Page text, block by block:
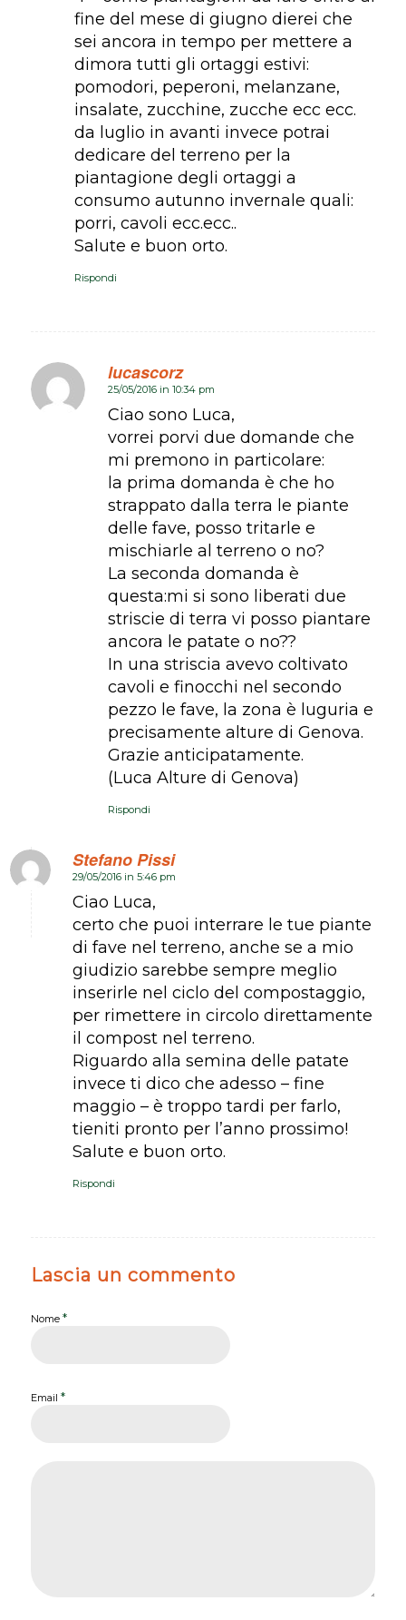
fine del mese di giugno dierei che
sei ancora in tempo per mettere a
dimora tutti gli ortaggi estivi:
pomodori, peperoni, melanzane,
insalate, zucchine, zucche ecc ecc.
da luglio in avanti invece potrai
dedicare del terreno per la
piantagione degli ortaggi a
consumo autunno invernale quali:
porri, cavoli ecc.ecc..
Salute e buon orto.
Rispondi
lucascorz
dice:
25/05/2016 in 10:34 pm
Ciao sono Luca,
vorrei porvi due domande che
mi premono in particolare:
la prima domanda è che ho
strappato dalla terra le piante
delle fave, posso tritarle e
mischiarle al terreno o no?
La seconda domanda è
questa:mi si sono liberati due
striscie di terra vi posso piantare
ancora le patate o no??
In una striscia avevo coltivato
cavoli e finocchi nel secondo
pezzo le fave, la zona è luguria e
precisamente alture di Genova.
Grazie anticipatamente.
(Luca Alture di Genova)
Rispondi
Stefano Pissi
dice:
29/05/2016 in 5:46 pm
Ciao Luca,
certo che puoi interrare le tue piante
di fave nel terreno, anche se a mio
giudizio sarebbe sempre meglio
inserirle nel ciclo del compostaggio,
per rimettere in circolo direttamente
il compost nel terreno.
Riguardo alla semina delle patate
invece ti dico che adesso – fine
maggio – è troppo tardi per farlo,
tieniti pronto per l’anno prossimo!
Salute e buon orto.
Rispondi
Lascia un commento
Nome *
Email *